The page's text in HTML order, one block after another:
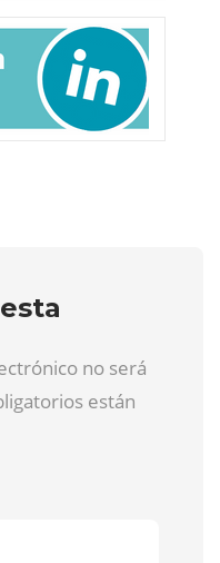
no será
están